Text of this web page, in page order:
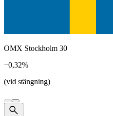
OMX Stockholm 30
−0,32%
(vid stängning)